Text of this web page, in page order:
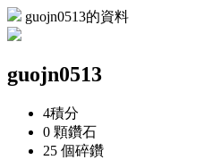
guojn0513的資料
guojn0513
4積分
0 顆鑽石
25 個碎鑽